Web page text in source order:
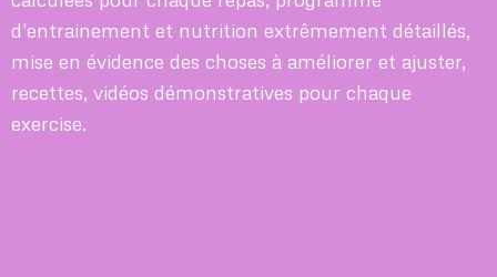
d'entrainement et nutrition extrêmement détaillés,
mise en évidence des choses à améliorer et ajuster,
recettes, vidéos démonstratives pour chaque
exercise.